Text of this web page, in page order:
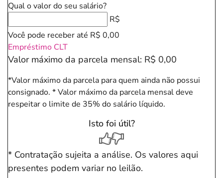
Qual o valor do seu salário?
R$
Você pode receber até R$ 0,00
Empréstimo CLT
Valor máximo da parcela mensal: R$ 0,00
*Valor máximo da parcela para quem ainda não possui
consignado. * Valor máximo da parcela mensal deve
respeitar o limite de 35% do salário líquido.
Isto foi útil?
* Contratação sujeita a análise. Os valores aqui
presentes podem variar no leilão.